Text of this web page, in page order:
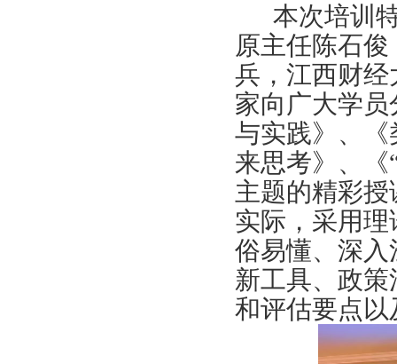
本次培训
原主任陈石
兵，江西财
家向广大学
与实践》、《
来思考》、《
主题的精彩
实际，采用
俗易懂、深
新工具、政
和评估要点